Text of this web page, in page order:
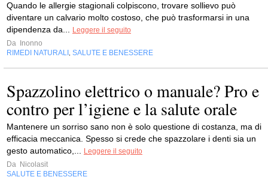
Quando le allergie stagionali colpiscono, trovare sollievo può
diventare un calvario molto costoso, che può trasformarsi in una
dipendenza da...
Leggere il seguito
Da
Inonno
RIMEDI NATURALI
SALUTE E BENESSERE
Spazzolino elettrico o manuale? Pro e
contro per l’igiene e la salute orale
Mantenere un sorriso sano non è solo questione di costanza, ma di
efficacia meccanica. Spesso si crede che spazzolare i denti sia un
gesto automatico,...
Leggere il seguito
Da Nicolasit
SALUTE E BENESSERE